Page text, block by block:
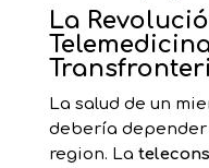
La
La salud de un
debería depender
region. La